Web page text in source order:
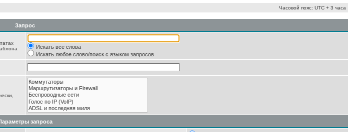
Часовой пояс: UTC + 3 часа
Запрос
Искать все слова
Искать любое слово/поиск с языком запросов
запроса